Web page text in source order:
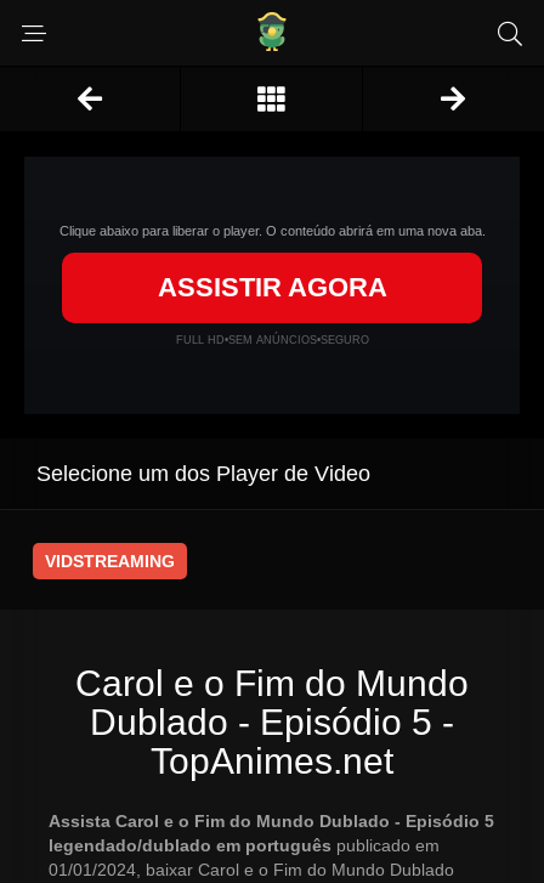
Clique abaixo para liberar o player. O conteúdo abrirá em uma nova aba.
ASSISTIR AGORA
FULL HD•SEM ANÚNCIOS•SEGURO
Selecione um dos Player de Video
VIDSTREAMING
Carol e o Fim do Mundo
Dublado - Episódio 5 -
TopAnimes.net
Assista Carol e o Fim do Mundo Dublado - Episódio 5
legendado/dublado em português publicado em
01/01/2024, baixar Carol e o Fim do Mundo Dublado